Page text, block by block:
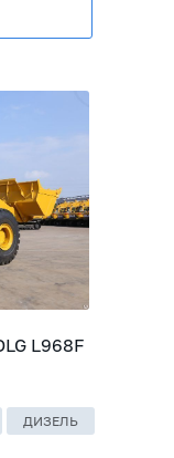
L968F
ДИЗЕЛЬ